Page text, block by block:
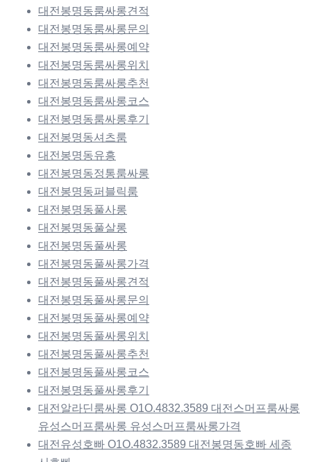
대전봉명동룸싸롱견적
대전봉명동룸싸롱문의
대전봉명동룸싸롱예약
대전봉명동룸싸롱위치
대전봉명동룸싸롱추천
대전봉명동룸싸롱코스
대전봉명동룸싸롱후기
대전봉명동셔츠룸
대전봉명동유흥
대전봉명동정통룸싸롱
대전봉명동퍼블릭룸
대전봉명동풀사롱
대전봉명동풀살롱
대전봉명동풀싸롱
대전봉명동풀싸롱가격
대전봉명동풀싸롱견적
대전봉명동풀싸롱문의
대전봉명동풀싸롱예약
대전봉명동풀싸롱위치
대전봉명동풀싸롱추천
대전봉명동풀싸롱코스
대전봉명동풀싸롱후기
대전알라딘룸싸롱 O1O.4832.3589 대전스머프룸싸롱
유성스머프룸싸롱 유성스머프룸싸롱가격
대전유성호빠 O1O.4832.3589 대전봉명동호빠 세종